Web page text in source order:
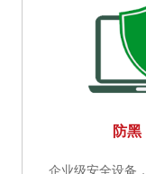
防
企业级安全设备